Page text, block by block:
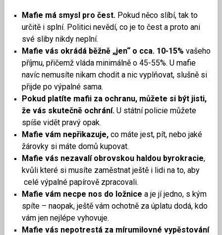
Mafie má smysl pro čest. Pokud něco slíbí, tak to
určitě i splní. Politici nevědí, co je to čest a proto ani
své sliby nikdy neplní.
Mafie vás okrádá běžně „jen“ o cca. 10-15% vašeho
příjmu, přičemž vláda minimálně o 45-55%. U mafie
navíc nemusíte nikam chodit a nic vyplňovat, slušně si
přijde po výpalné sama.
Pokud platíte mafii za ochranu, můžete si být jisti,
že vás skutečně ochrání. U státní policie můžete
spíše vidět pravý opak.
Mafie vám nepřikazuje, co máte jest, pít, nebo jaké
žárovky si máte domů kupovat.
Mafie vás nezavalí obrovskou haldou byrokracie,
kvůli které si musíte zaměstnat ještě i lidi na to, aby
celé výpalné papírově zpracovali.
Mafie vám necpe nos do ložnice a je jí jedno, s kým
spíte – naopak, ještě vám ochotně za úplatu dodá, kdo
vám jen nejlépe vyhovuje.
Mafie vás nepotrestá za mírumilovné vypěstování